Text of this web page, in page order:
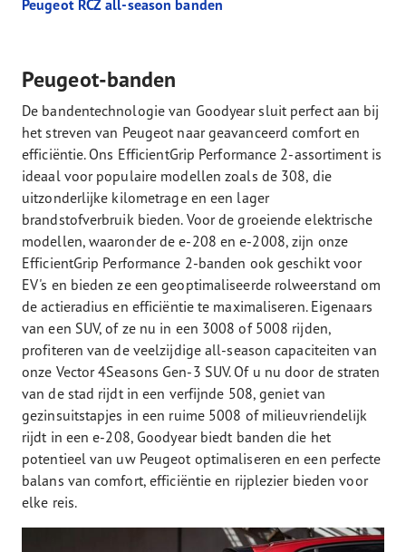
Peugeot RCZ all-season banden
Peugeot-banden
De bandentechnologie van Goodyear sluit perfect aan bij
het streven van Peugeot naar geavanceerd comfort en
efficiëntie. Ons EfficientGrip Performance 2-assortiment is
ideaal voor populaire modellen zoals de 308, die
uitzonderlijke kilometrage en een lager
brandstofverbruik bieden. Voor de groeiende elektrische
modellen, waaronder de e-208 en e-2008, zijn onze
EfficientGrip Performance 2-banden ook geschikt voor
EV's en bieden ze een geoptimaliseerde rolweerstand om
de actieradius en efficiëntie te maximaliseren. Eigenaars
van een SUV, of ze nu in een 3008 of 5008 rijden,
profiteren van de veelzijdige all-season capaciteiten van
onze Vector 4Seasons Gen-3 SUV. Of u nu door de straten
van de stad rijdt in een verfijnde 508, geniet van
gezinsuitstapjes in een ruime 5008 of milieuvriendelijk
rijdt in een e-208, Goodyear biedt banden die het
potentieel van uw Peugeot optimaliseren en een perfecte
balans van comfort, efficiëntie en rijplezier bieden voor
elke reis.